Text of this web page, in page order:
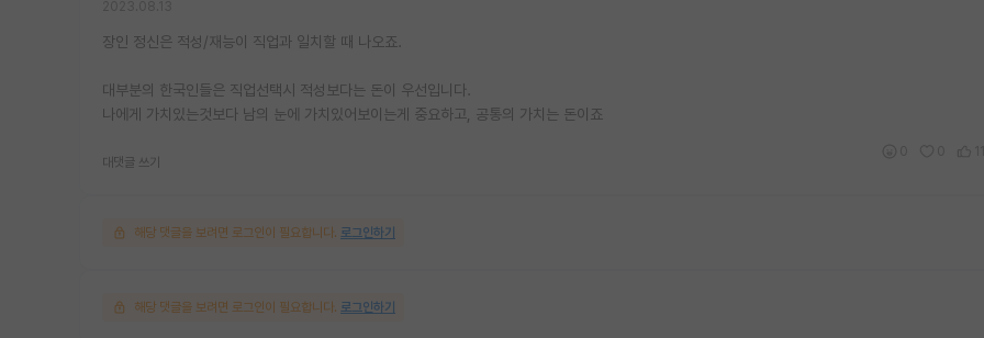
장인 정신은 적성/재능이 직업과 일치할 때 나오죠.
대부분의 한국인들은 직업선택시 적성보다는 돈이 우선입니다.
나에게 가치있는것보다 남의 눈에 가치있어보이는게 중요하고, 공통의 가치는 돈이죠
대댓글 쓰기
해당 댓글을 보려면 로그인이 필요합니다. 로그인하기
해당 댓글을 보려면 로그인이 필요합니다. 로그인하기